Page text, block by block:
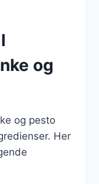
og
og pesto
Her